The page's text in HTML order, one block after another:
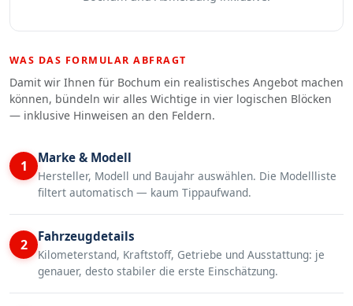
WAS DAS FORMULAR ABFRAGT
Damit wir Ihnen für Bochum ein realistisches Angebot machen
können, bündeln wir alles Wichtige in vier logischen Blöcken
— inklusive Hinweisen an den Feldern.
1 Marke & Modell
Hersteller, Modell und Baujahr auswählen. Die Modellliste
filtert automatisch — kaum Tippaufwand.
2 Fahrzeugdetails
Kilometerstand, Kraftstoff, Getriebe und Ausstattung: je
genauer, desto stabiler die erste Einschätzung.